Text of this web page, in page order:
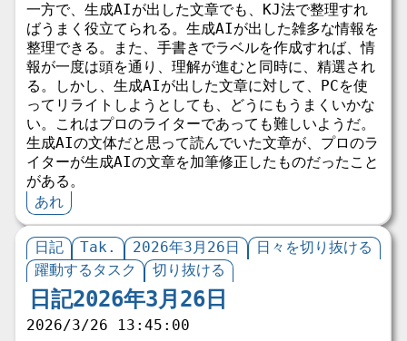
一方で、生成AIが出した文章でも、KJ法で整理すれ
ばうまく役立てられる。生成AIが出した雑多な情報を
整理できる。また、手書きでラベルを作成すれば、情
報が一度は頭を通り、理解が進むと同時に、精選され
る。しかし、生成AIが出した文章に対して、PCを使
ってリライトしようとしても、どうにもうまくいかな
い。これはプロのライターであっても難しいようだ。
生成AIの文体だと思って読んでいた文章が、プロのラ
イターが生成AIの文章を加筆修正したものだったこと
がある。
あれ
日記 Tak. 2026年3月26日
日々を切り抜ける
躍動するタスク
切り抜ける
日記2026年3月26日
2026/3/26 13:45:00